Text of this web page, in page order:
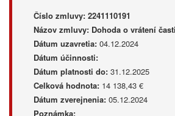
Číslo zmluvy: 2241110191
Názov zmluvy: Dohoda o vrátení
Dátum uzavretia: 04.12.2024
Dátum účinnosti:
Dátum platnosti do: 31.12.2025
Celková hodnota: 14 138,43 €
Dátum zverejnenia: 05.12.2024
Poznámka: